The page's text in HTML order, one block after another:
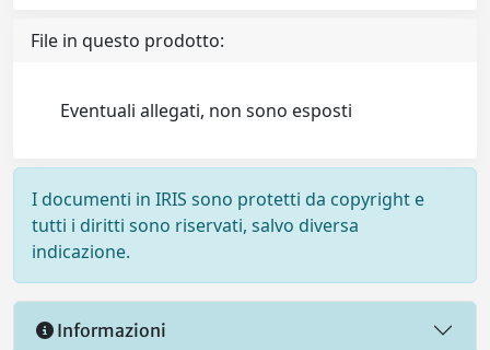
File in questo prodotto:
Eventuali allegati, non sono esposti
I documenti in IRIS sono protetti da copyright e
tutti i diritti sono riservati, salvo diversa
indicazione.
Informazioni